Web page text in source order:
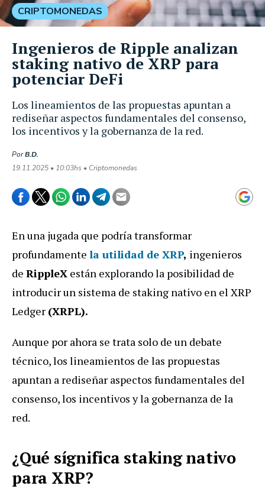
Los lineamientos de las propuestas apuntan a
rediseñar aspectos fundamentales del consenso,
los incentivos y la gobernanza de la red.
PorB.D.
19.11.2025 • 10:03hs • Criptomonedas
CRIPTOMONEDAS
Ingenieros de Ripple analizan
staking nativo de XRP para
potenciar DeFi
En una jugada que podría transformar
profundamente la utilidad de XRP, ingenieros
de RippleX están explorando la posibilidad de
introducir un sistema de staking nativo en el XRP
Ledger (XRPL).
Aunque por ahora se trata solo de un debate
técnico, los lineamientos de las propuestas
apuntan a rediseñar aspectos fundamentales del
consenso, los incentivos y la gobernanza de la
red.
¿Qué sígnifica staking nativo
para XRP?